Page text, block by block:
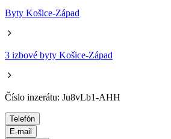
Byty Košice-Západ
3 izbové byty Košice-Západ
Číslo inzerátu: Ju8vLb1-AHH
Telefón
E-mail